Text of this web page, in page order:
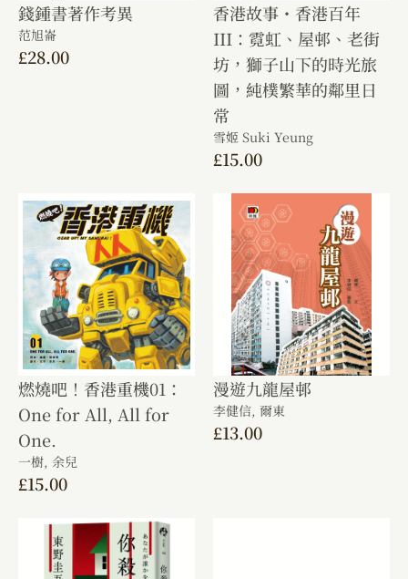
錢鍾書著作考異
范旭崙
£28.00
香港故事・香港百年
III：霓虹、屋邨、老街
坊，獅子山下的時光旅
圖，純樸繁華的鄰里日
常
雪姬 Suki Yeung
£15.00
燃燒吧！香港重機01：
One for All, All for
One.
一樹, 余兒
£15.00
漫遊九龍屋邨
李健信, 爾東
£13.00